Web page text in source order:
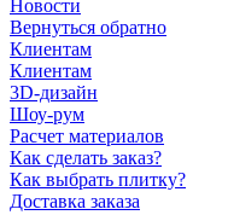
Новости
Вернуться обратно
Клиентам
Клиентам
3D-дизайн
Шоу-рум
Расчет материалов
Как сделать заказ?
Как выбрать плитку?
Доставка заказа